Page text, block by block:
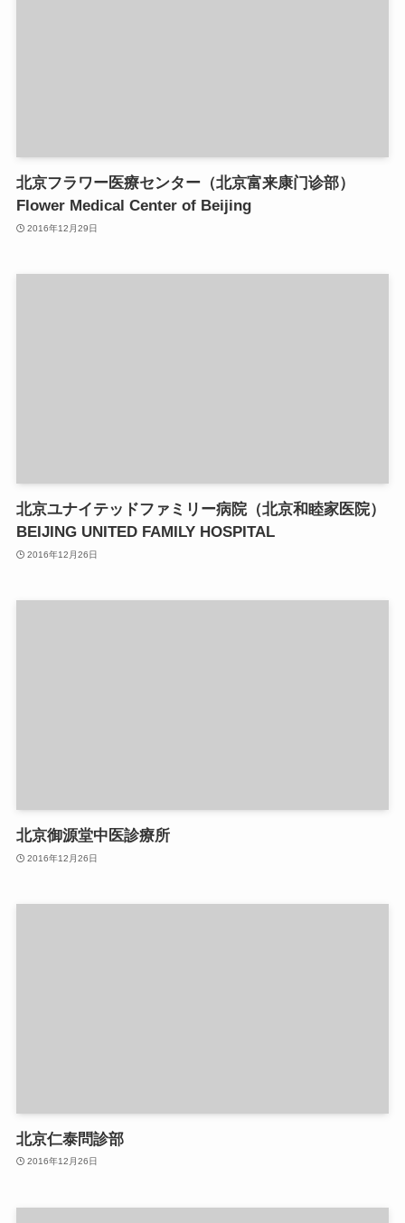
北京フラワー医療センター（北京富来康门诊部）
Flower Medical Center of Beijing
2016年12月29日
北京ユナイテッドファミリー病院（北京和睦家医院）
BEIJING UNITED FAMILY HOSPITAL
2016年12月26日
北京御源堂中医診療所
2016年12月26日
北京仁泰問診部
2016年12月26日